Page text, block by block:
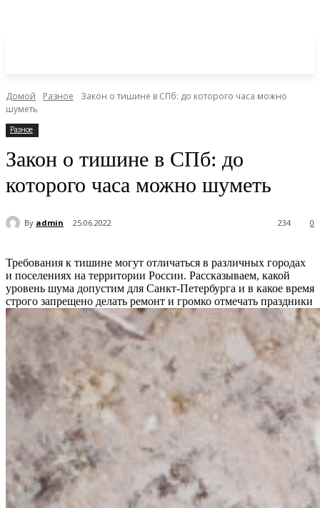
Домой Разное
Закон о тишине в СПб: до которого часа можно
шуметь
Разное
Закон о тишине в СПб: до
которого часа можно шуметь
By admin 25.06.2022 0
234
Требования к тишине могут отличаться в различных городах
и поселениях на территории России. Рассказываем, какой
уровень шума допустим для Санкт-Петербурга и в какое время
строго запрещено делать ремонт и громко отмечать праздники